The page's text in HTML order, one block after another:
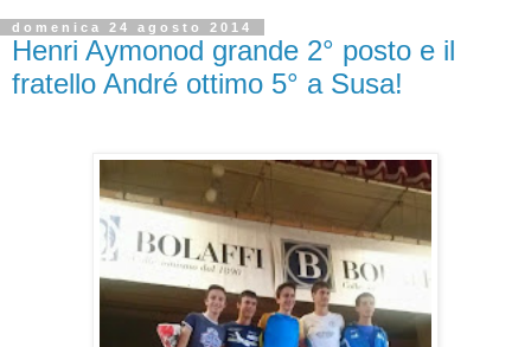
domenica 24 agosto 2014
Henri Aymonod grande 2° posto e il
fratello André ottimo 5° a Susa!